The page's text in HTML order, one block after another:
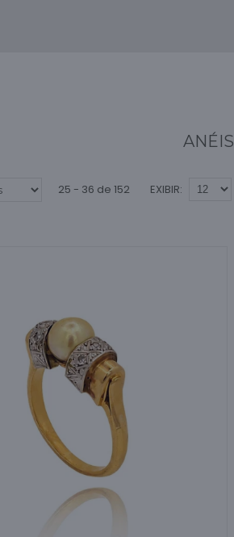
ANÉIS
25 - 36 de 152 EXIBIR: